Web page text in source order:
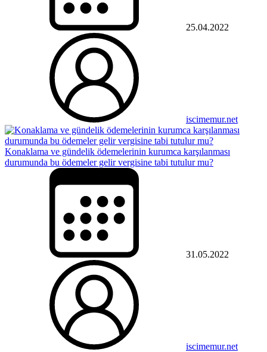
25.04.2022
iscimemur.net
Konaklama ve gündelik ödemelerinin kurumca karşılanması
durumunda bu ödemeler gelir vergisine tabi tutulur mu?
31.05.2022
iscimemur.net